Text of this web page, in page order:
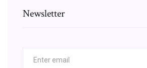
Newsletter